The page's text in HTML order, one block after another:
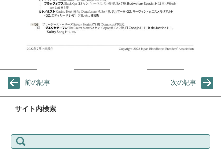
前の記事 次の記事
サイト内検索
検索: